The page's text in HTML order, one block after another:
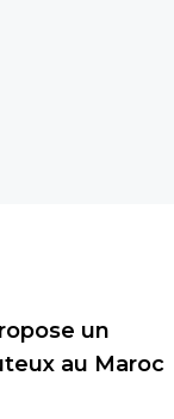
un
au Maroc